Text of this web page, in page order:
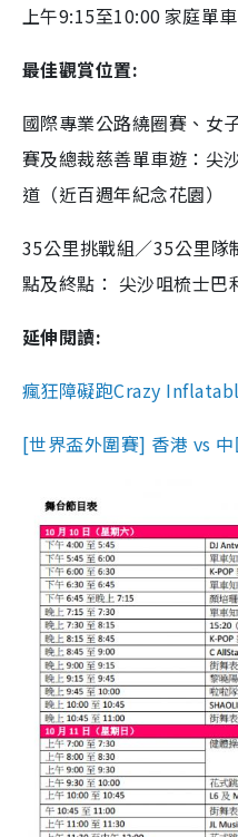
上午9:15至10:00 家庭單
最佳觀賞位置:
國際專業公路繞圈賽、女
賽及總裁慈善單車遊：尖
道（近百週年紀念花園）
35公里挑戰組／35公里隊
點及終點： 尖沙咀梳士巴
延伸閱讀:
瘋狂障礙跑Crazy
[世界盃外圍賽] 香港 vs